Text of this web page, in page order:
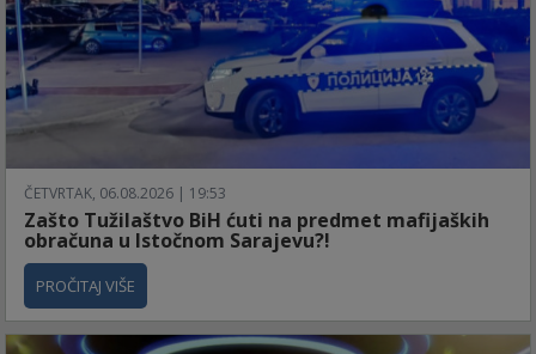
ČETVRTAK, 06.08.2026 | 19:53
Zašto Tužilaštvo BiH ćuti na predmet mafijaških
obračuna u Istočnom Sarajevu?!
PROČITAJ VIŠE